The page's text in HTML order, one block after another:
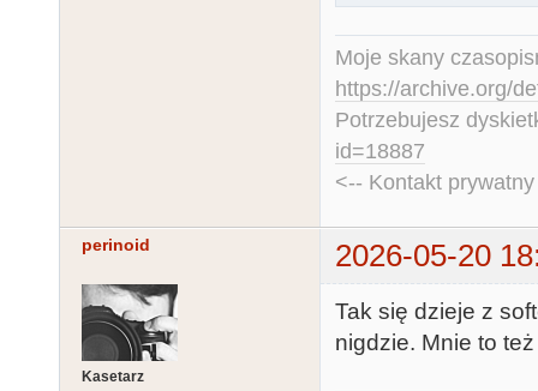
Moje skany
https://archive.org/
Potrzebujesz
id=18887
<-- Kontakt
perinoid 2026-05-20
Kasetarz
Tak się dzieje z
nigdzie. Mnie to